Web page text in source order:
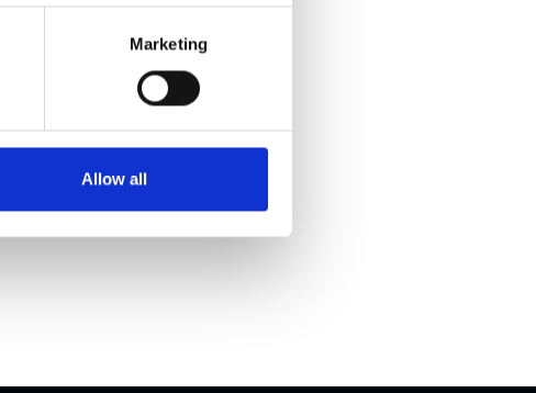
Marketing
Allow all